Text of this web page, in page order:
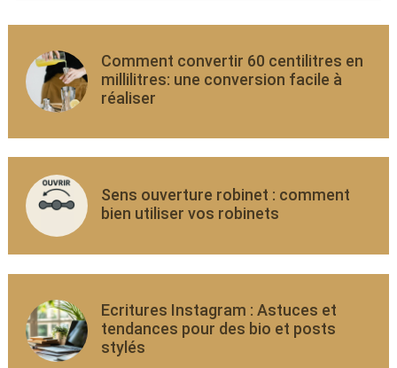
Comment convertir 60 centilitres en
millilitres: une conversion facile à
réaliser
Sens ouverture robinet : comment
bien utiliser vos robinets
Ecritures Instagram : Astuces et
tendances pour des bio et posts
stylés